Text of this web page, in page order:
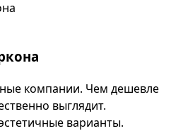
компании. Чем дешевле
выглядит.
варианты.